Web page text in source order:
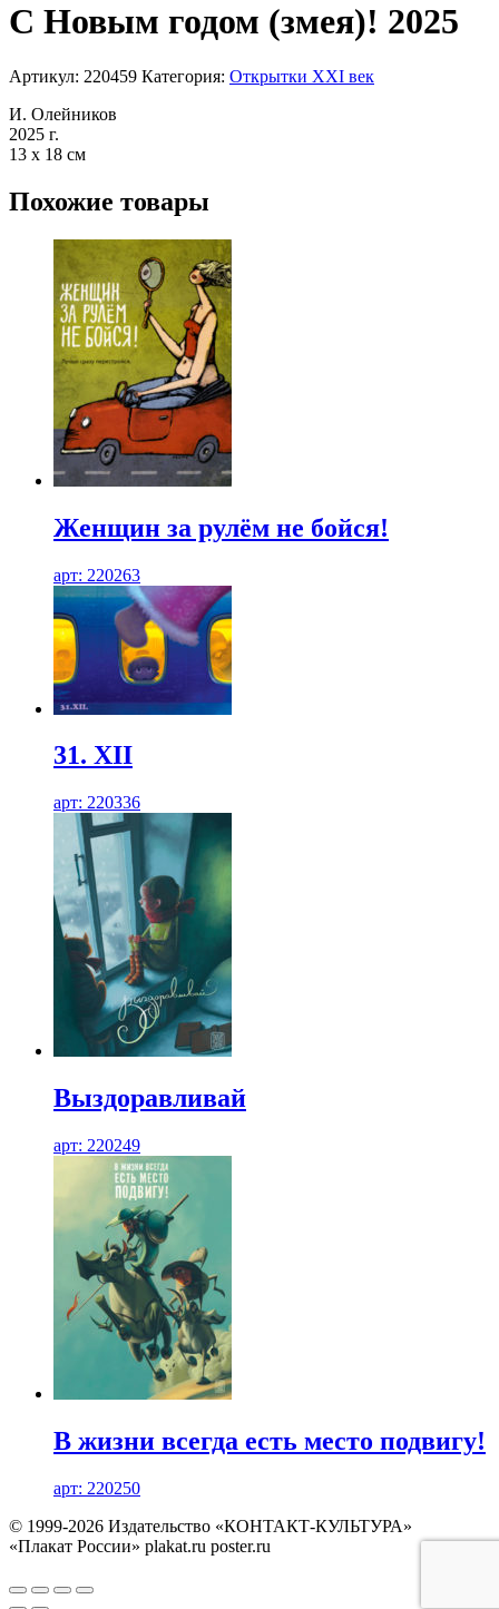
С Новым годом (змея)! 2025
Артикул: 220459 Категория: Открытки XXI век
И. Олейников
2025 г.
13 х 18 см
Похожие товары
Женщин за рулём не бойся!
арт: 220263
31. XII
арт: 220336
Выздоравливай
арт: 220249
В жизни всегда есть место подвигу!
арт: 220250
© 1999-2026 Издательство «КОНТАКТ-КУЛЬТУРА»
«Плакат России» plakat.ru poster.ru